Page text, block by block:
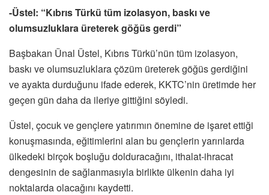
-Üstel: “Kıbrıs Türkü tüm izolasyon, baskı ve
olumsuzluklara üreterek göğüs gerdi”
Başbakan Ünal Üstel, Kıbrıs Türkü’nün tüm izolasyon,
baskı ve olumsuzluklara çözüm üreterek göğüs gerdiğini
ve ayakta durduğunu ifade ederek, KKTC’nin üretimde her
geçen gün daha da ileriye gittiğini söyledi.
Üstel, çocuk ve gençlere yatırımın önemine de işaret ettiği
konuşmasında, eğitimlerini alan bu gençlerin yarınlarda
ülkedeki birçok boşluğu dolduracağını, ithalat-ihracat
dengesinin de sağlanmasıyla birlikte ülkenin daha iyi
noktalarda olacağını kaydetti.